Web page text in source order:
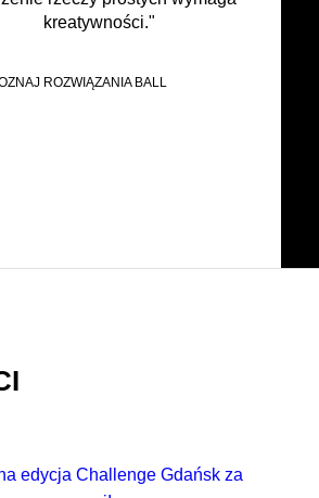
kreatywności."
ROZWIĄZANIA BALL